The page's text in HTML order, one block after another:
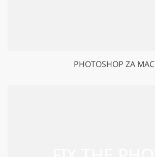
PHOTOSHOP ZA MAC